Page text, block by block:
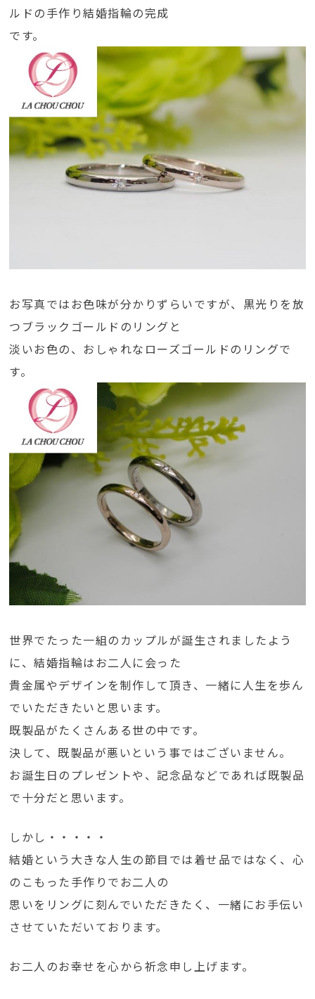
ルドの手作り結婚指輪の完成
です。
お写真ではお色味が分かりずらいですが、黒光りを放
つブラックゴールドのリングと
淡いお色の、おしゃれなローズゴールドのリングで
す。
世界でたった一組のカップルが誕生されましたよう
に、結婚指輪はお二人に会った
貴金属やデザインを制作して頂き、一緒に人生を歩ん
でいただきたいと思います。
既製品がたくさんある世の中です。
決して、既製品が悪いという事ではございません。
お誕生日のプレゼントや、記念品などであれば既製品
で十分だと思います。
しかし・・・・・
結婚という大きな人生の節目では着せ品ではなく、心
のこもった手作りでお二人の
思いをリングに刻んでいただきたく、一緒にお手伝い
させていただいております。
お二人のお幸せを心から祈念申し上げます。